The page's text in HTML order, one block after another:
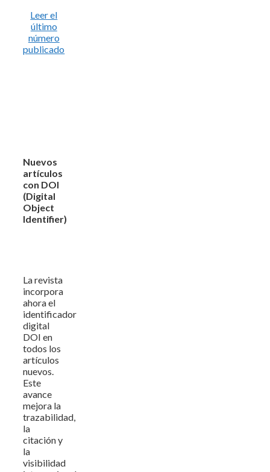
Leer el
último
número
publicado
Nuevos
artículos
con DOI
(Digital
Object
Identifier)
La revista
incorpora
ahora el
identificador
digital
DOI en
todos los
artículos
nuevos.
Este
avance
mejora la
trazabilidad,
la
citación y
la
visibilidad